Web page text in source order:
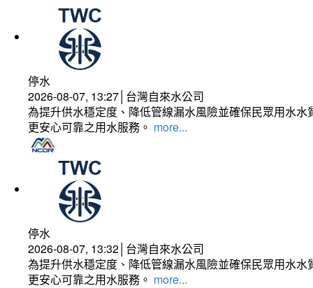
停水
2026-08-07, 13:27│台灣自來水公司
為提升供水穩定度、降低管線漏水風險並確保民眾用水
更安心可靠之用水服務。 more...
停水
2026-08-07, 13:32│台灣自來水公司
為提升供水穩定度、降低管線漏水風險並確保民眾用水
更安心可靠之用水服務。 more...